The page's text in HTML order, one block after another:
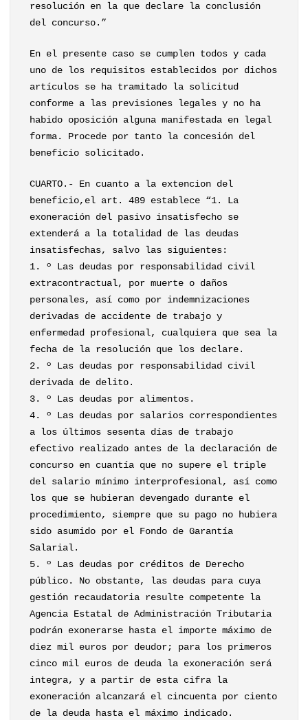
resolución en la que declare la conclusión
del concurso.”
En el presente caso se cumplen todos y cada
uno de los requisitos establecidos por dichos
artículos se ha tramitado la solicitud
conforme a las previsiones legales y no ha
habido oposición alguna manifestada en legal
forma. Procede por tanto la concesión del
beneficio solicitado.
CUARTO.- En cuanto a la extencion del
beneficio,el art. 489 establece “1. La
exoneración del pasivo insatisfecho se
extenderá a la totalidad de las deudas
insatisfechas, salvo las siguientes:
1. º Las deudas por responsabilidad civil
extracontractual, por muerte o daños
personales, así como por indemnizaciones
derivadas de accidente de trabajo y
enfermedad profesional, cualquiera que sea la
fecha de la resolución que los declare.
2. º Las deudas por responsabilidad civil
derivada de delito.
3. º Las deudas por alimentos.
4. º Las deudas por salarios correspondientes
a los últimos sesenta días de trabajo
efectivo realizado antes de la declaración de
concurso en cuantía que no supere el triple
del salario mínimo interprofesional, así como
los que se hubieran devengado durante el
procedimiento, siempre que su pago no hubiera
sido asumido por el Fondo de Garantía
Salarial.
5. º Las deudas por créditos de Derecho
público. No obstante, las deudas para cuya
gestión recaudatoria resulte competente la
Agencia Estatal de Administración Tributaria
podrán exonerarse hasta el importe máximo de
diez mil euros por deudor; para los primeros
cinco mil euros de deuda la exoneración será
integra, y a partir de esta cifra la
exoneración alcanzará el cincuenta por ciento
de la deuda hasta el máximo indicado.